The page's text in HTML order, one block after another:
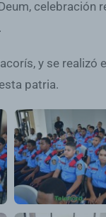
celebración
y se realizó
patria.